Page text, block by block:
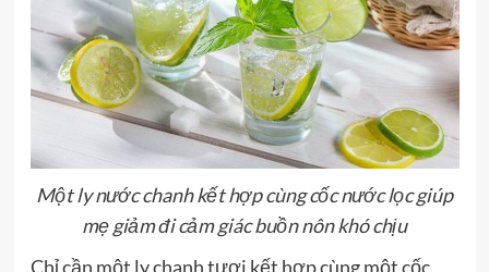
Một ly nước chanh kết hợp cùng cốc nước lọc giúp
mẹ giảm đi cảm giác buồn nôn khó chịu
Chỉ cần một ly chanh tươi kết hợp cùng một cốc